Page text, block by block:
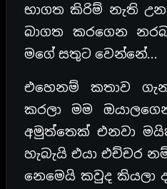
භාගත කිරිම් නැති
බාගත කරගෙන
මගේ සතුට වෙන්නේ…
එහෙනම් කතාව
කරලා මම
අමුත්තෙක් එනවා
හැබැයි එයා එච්චර
නෙමෙයි කවුද කියලා